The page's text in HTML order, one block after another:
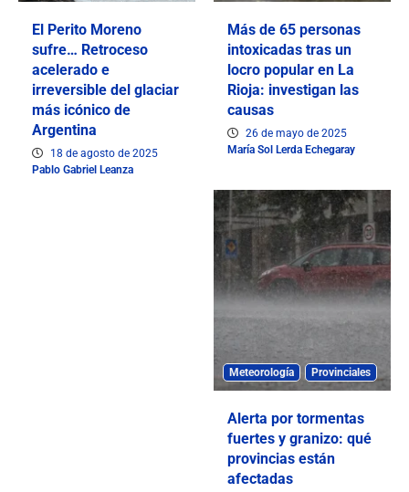
El Perito Moreno
sufre… Retroceso
acelerado e
irreversible del glaciar
más icónico de
Argentina
18 de agosto de 2025
Pablo Gabriel Leanza
Más de 65 personas
intoxicadas tras un
locro popular en La
Rioja: investigan las
causas
26 de mayo de 2025
María Sol Lerda Echegaray
Meteorología Provinciales
Alerta por tormentas
fuertes y granizo: qué
provincias están
afectadas